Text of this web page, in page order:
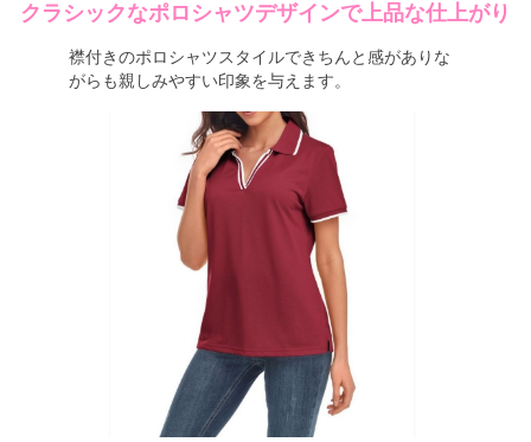
クラシックなポロシャツデザインで上品な仕上がり
襟付きのポロシャツスタイルできちんと感がありな
がらも親しみやすい印象を与えます。